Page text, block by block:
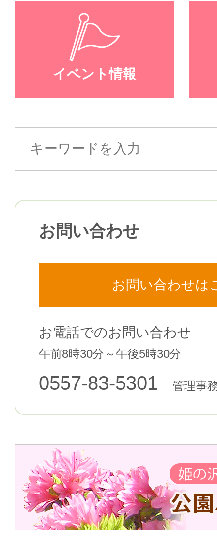
イベント情報
お問い合わせ
お問い合わせは
お電話でのお問い合わせ
午前8時30分～午後5時30分
0557-83-5301 管理事